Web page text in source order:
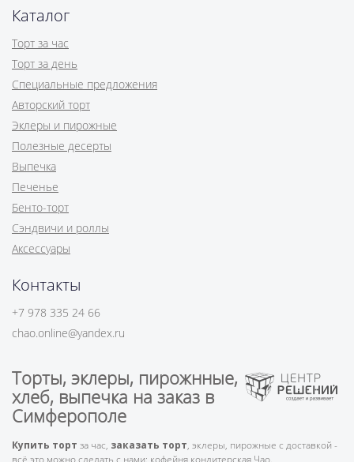
Каталог
Торт за час
Торт за день
Специальные предложения
Авторский торт
Эклеры и пирожные
Полезные десерты
Выпечка
Печенье
Бенто-торт
Сэндвичи и роллы
Аксессуары
Контакты
+7 978 335 24 66
chao.online@yandex.ru
Торты, эклеры, пирожнные,
хлеб, выпечка на заказ в
Симферополе
Купить торт за час, заказать торт, эклеры, пирожные с доставкой -
всё это можно сделать с нами: кофейня кондитерская Чао.